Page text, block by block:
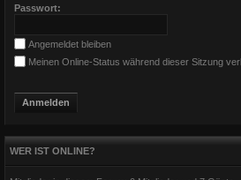
Passwort:
Angemeldet bleiben
Meinen Online-Status während dieser Sitzung
WER IST ONLINE?